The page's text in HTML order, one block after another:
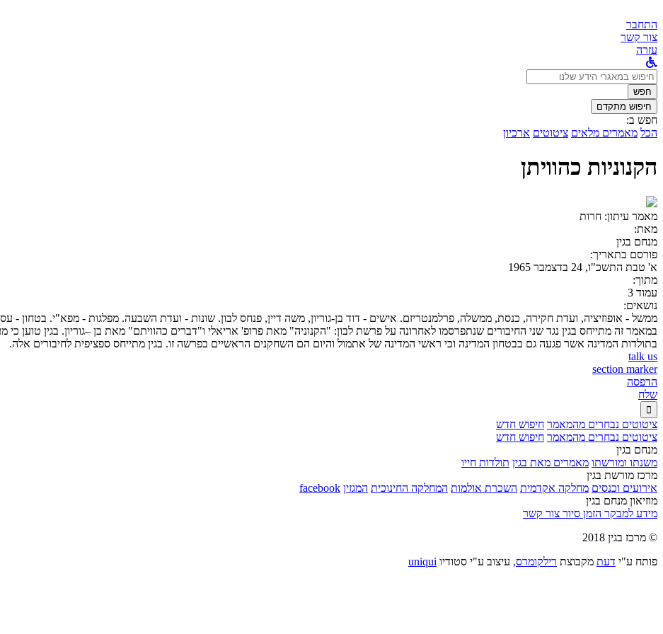
התחבר
צור קשר
עזרה
לחפש
ב:חפש
חיפוש מתקדם
חפש ב:
הכל מאמרים מלאים ציטוטים ארכיון
הקנוניות כהוויתן
מאמר עיתון: חרות
מאת:
מנחם בגין
פורסם בתאריך:
א' טבת התשכ"ו, 24 בדצמבר 1965
מתוך:
עמוד 3
נושאים:
ממשל - אופוזיציה, ועדת חקירה, כנסת, ממשלה, פרלמנטריזם. אישים - דוד בן-גוריון, משה דיין, פנחס לבון. שונות - ועדת השבעה. מפלגות - מפא"י. בטחון
במאמר זה מתייחס בגין נגד שני החיבורים שנתפרסמו לאחרונה על פרשת לבון: "הקנוניה" מאת פרופ' אריאלי ו"דברים כהוויתם" מאת בן –גוריון. בגין טוען כי
בתולדות המדינה אשר פגעה גם בבטחון המדינה וכי ראשי המדינה של אתמול והיום הם השחקנים הראשיים בפרשה זו. בגין מתייחס ספציפית לחיבורים אלה.
talk us
section marker
הדפסה
שלח

ציטוטים נבחרים מהמאמר חיפוש חדש
ציטוטים נבחרים מהמאמר חיפוש חדש
מנחם בגין
משנתו ומורשתו מאמרים מאת בגין תולדות חייו
מרכז מורשת בגין
אירועים וכנסים מחלקה אקדמית השכרת אולמות המחלקה החינוכית המגזין facebook
מוזיאון מנחם בגין
מידע למבקר הזמן סיור צור קשר
© מרכז בגין 2018
פותח ע"י דעת מקבוצת רילקומרס, עיצוב ע"י סטודיו uniqui